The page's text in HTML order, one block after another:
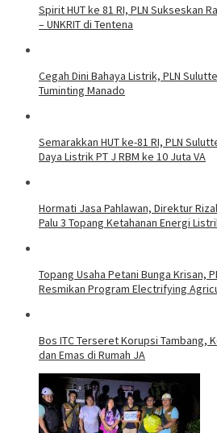
Spirit HUT ke 81 RI, PLN Sukseskan
– UNKRIT di Tentena
Cegah Dini Bahaya Listrik, PLN
Tuminting Manado
Semarakkan HUT ke-81 RI, PLN
Daya Listrik PT J RBM ke 10 Juta VA
Hormati Jasa Pahlawan, Direktur
Palu 3 Topang Ketahanan Energi
Topang Usaha Petani Bunga Krisan,
Resmikan Program Electrifying
Bos ITC Terseret Korupsi Tambang,
dan Emas di Rumah JA